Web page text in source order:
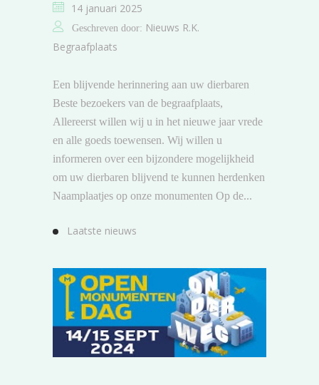
14 januari 2025
Geschreven door: Nieuws R.K.
Begraafplaats
Een blijvende herinnering aan uw dierbaren
Beste bezoekers van de begraafplaats,
Allereerst willen wij u in het nieuwe jaar vrede
en alle goeds toewensen. Wij willen u
informeren over een bijzondere mogelijkheid
om uw dierbaren blijvend te kunnen herdenken
Naamplaatjes op onze monumenten Op de...
Laatste nieuws